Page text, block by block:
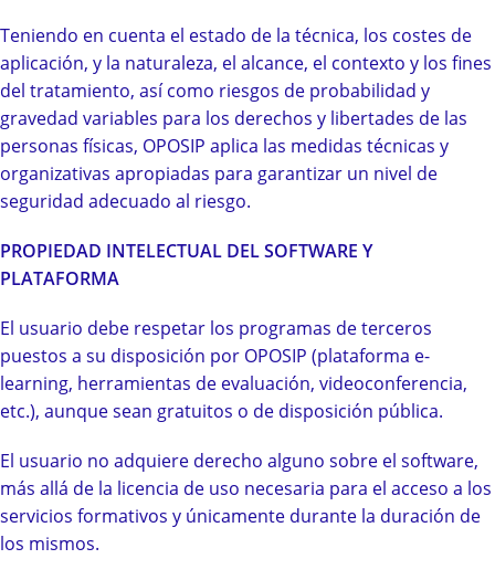
Teniendo en cuenta el estado de la técnica, los costes de
aplicación, y la naturaleza, el alcance, el contexto y los fines
del tratamiento, así como riesgos de probabilidad y
gravedad variables para los derechos y libertades de las
personas físicas, OPOSIP aplica las medidas técnicas y
organizativas apropiadas para garantizar un nivel de
seguridad adecuado al riesgo.
PROPIEDAD INTELECTUAL DEL SOFTWARE Y
PLATAFORMA
El usuario debe respetar los programas de terceros
puestos a su disposición por OPOSIP (plataforma e-
learning, herramientas de evaluación, videoconferencia,
etc.), aunque sean gratuitos o de disposición pública.
El usuario no adquiere derecho alguno sobre el software,
más allá de la licencia de uso necesaria para el acceso a los
servicios formativos y únicamente durante la duración de
los mismos.